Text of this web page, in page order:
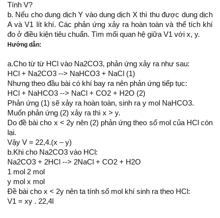
Tính V?
b. Nếu cho dung dịch Y vào dung dịch X thì thu được dung dịch
A và V1 lít khí. Các phản ứng xảy ra hoàn toàn và thể tích khí
đo ở điều kiện tiêu chuẩn. Tìm mối quan hệ giữa V1 với x, y.
Hướng dẫn:
a.Cho từ từ HCl vào Na2CO3, phản ứng xảy ra như sau:
HCl + Na2CO3 --> NaHCO3 + NaCl (1)
Nhưng theo đầu bài có khí bay ra nên phản ứng tiếp tục:
HCl + NaHCO3 --> NaCl + CO2 + H2O (2)
Phản ứng (1) sẽ xảy ra hoàn toàn, sinh ra y mol NaHCO3.
Muốn phản ứng (2) xảy ra thì x > y.
Do đề bài cho x < 2y nên (2) phản ứng theo số mol của HCl còn
lại.
Vậy V = 22,4.(x – y)
b.Khi cho Na2CO3 vào HCl:
Na2CO3 + 2HCl --> 2NaCl + CO2 + H2O
1 mol 2 mol
y mol x mol
Đề bài cho x < 2y nên ta tính số mol khí sinh ra theo HCl:
V1 = xy . 22,4l